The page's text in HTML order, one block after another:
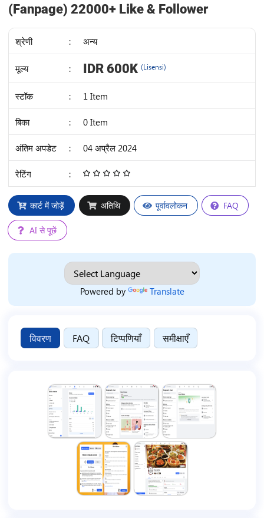
(Fanpage) 22000+ Like & Follower
श्रेणी : अन्य
मूल्य : IDR 600K (Lisensi)
स्टॉक : 1 Item
बिका : 0 Item
अंतिम अपडेट : 04 अप्रैल 2024
रेटिंग :
/
5
कार्ट में जोड़ें अतिथि पूर्वावलोकन FAQ
AI से पूछें
Powered by Translate
विवरण FAQ टिप्पणियाँ समीक्षाएँ